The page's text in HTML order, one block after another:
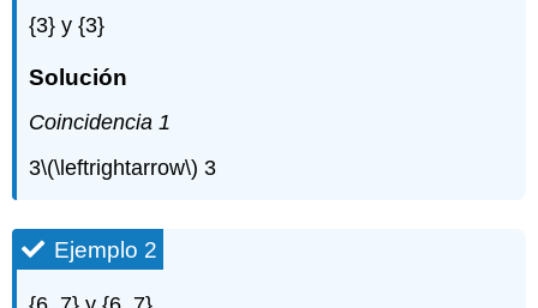
{3} y {3}
Solución
Coincidencia 1
3\(\leftrightarrow\) 3
Ejemplo 2